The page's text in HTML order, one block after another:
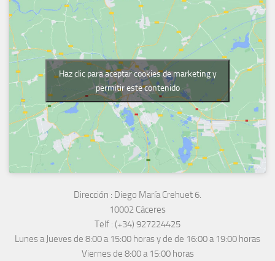
Haz clic para aceptar cookies de marketing y
permitir este contenido
Dirección : Diego María Crehuet 6.
10002 Cáceres
Telf : (+34) 927224425
Lunes a Jueves de 8:00 a 15:00 horas y de de 16:00 a 19:00 horas
Viernes de 8:00 a 15:00 horas